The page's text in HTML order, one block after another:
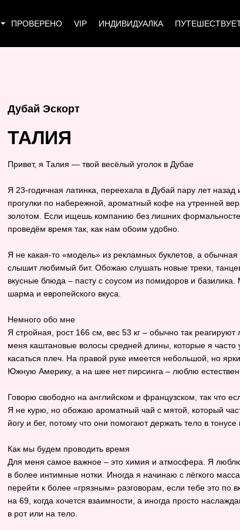
ПРОВЕРЕНО VIP ИНДИВИДУАЛКА
Дубай Эскорт
ТАЛИЯ
Привет, я Талия — твой весёлый уголок в Дубае
Я 23‑годичная латинка, переехала в Дубай пару лет
прогулки по набережной, ароматный кофе на утренней
золотом. Если ищешь компанию без лишних
проведём время так, как нам обоим удобно.
Я не какая‑то «модель» из рекламных буклетов, а
слышит любимый бит. Обожаю слушать новые треки,
вкусные блюда – пасту с соусом из помидоров и
шарма и европейского вкуса.
Немного обо мне
Я стройная, рост 166 см, вес 53 кг – обычно так
меня каштановые волосы средней длины, которые я часто
касаться плеч. На правой руке имеется небольшой, но
Южную Америку, а на шее нет пирсинга – люблю
Говорю свободно на английском и французском, так что
Я не курю, но обожаю ароматный чай с мятой, который
йогу и бег, потому что они помогают держать тело в
Как мы будем проводить время
Для меня самое важное – это химия и атмосфера. Я
в более интимные нотки. Иногда я начинаю с лёгкого
перейти к более «грязным» разговорам, если тебе это по
на 69, когда хочется взаимности, а иногда просто
в рот или на тело.